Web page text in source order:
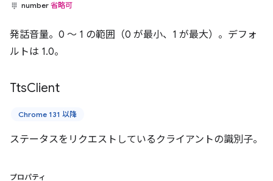
number 省略可
発話音量。0 ～ 1 の範囲（0 が最小、1 が最大）。デフォ
ルトは 1.0。
TtsClient
Chrome 131 以降
ステータスをリクエストしているクライアントの識別子。
プロパティ